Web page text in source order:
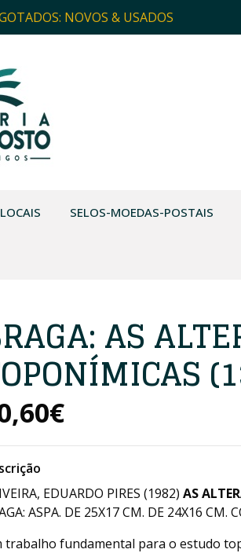
NOVOS & USADOS
SELOS-MOEDAS-POSTAIS
AS
EDUARDO PIRES (1982) AS
ASPA. DE 25X17 CM. DE 24X16 CM.
trabalho fundamental para o estudo